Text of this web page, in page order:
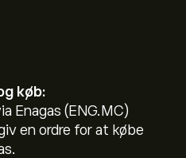
køb:
Enagas (ENG.MC)
en ordre for at købe